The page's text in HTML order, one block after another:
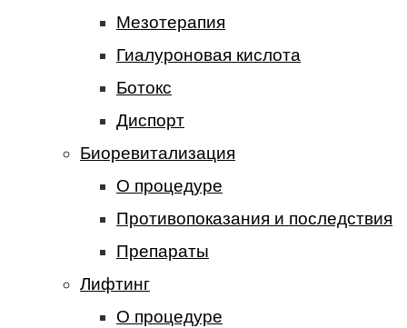
Мезотерапия
Гиалуроновая кислота
Ботокс
Диспорт
Биоревитализация
О процедуре
Противопоказания и последствия
Препараты
Лифтинг
О процедуре